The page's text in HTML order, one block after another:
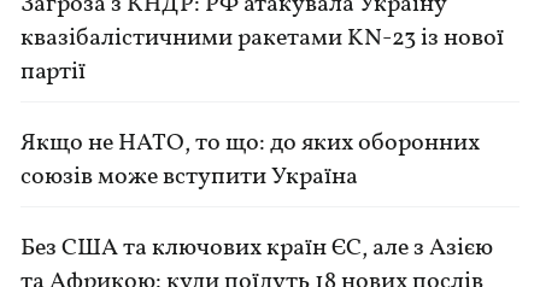
квазібалістичними ракетами KN-23 із нової
партії
Якщо не НАТО, то що: до яких оборонних
союзів може вступити Україна
Без США та ключових країн ЄС, але з Азією